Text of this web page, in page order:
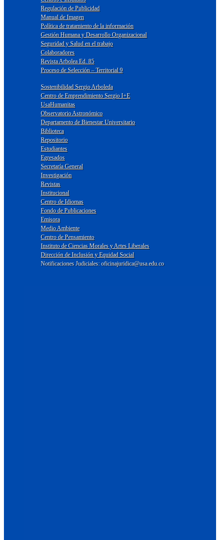
Regulación de Publicidad
Manual de Imagen
Política de tratamiento de la información
Gestión Humana y Desarrollo Organizacional
Seguridad y Salud en el trabajo
Colaboradores
Revista Arbolea Ed. 85
Proceso de Selección – Territorial 9
Sostenibilidad Sergio Arboleda
Centro de Emprendimiento Sergio I+E
UsaHumanitas
Observatorio Astronómico
Departamento de Bienestar Universitario
Biblioteca
Repositorio
Estudiantes
Egresados
Secretaría General
Investigación
Revistas
Institucional
Centro de Idiomas
Fondo de Publicaciones
Emisora
Medio Ambiente
Centro de Pensamiento
Instituto de Ciencias Morales y Artes Liberales
Dirección de Inclusión y Equidad Social
Notificaciones Judiciales: oficinajuridica@usa.edu.co